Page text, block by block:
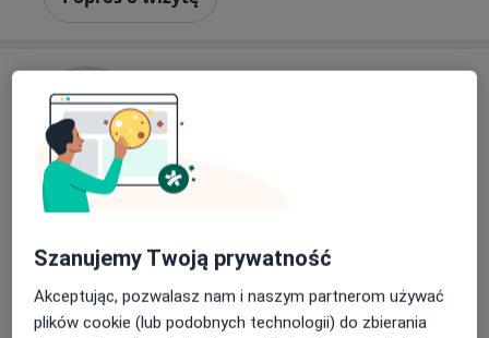
mgr Katarzyna Bąk
Dietetyk·Więcej
Adres
Online
Szanujemy Twoją prywatność
Akceptując, pozwalasz nam i naszym partnerom używać
plików cookie (lub podobnych technologii) do zbierania